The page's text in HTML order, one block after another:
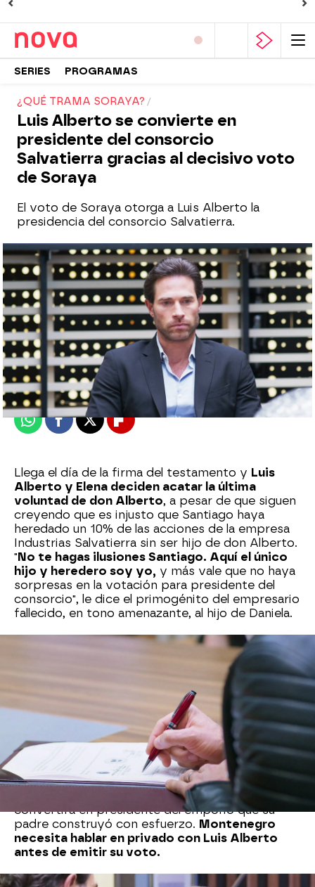
SERIES PROGRAMAS
¿QUÉ TRAMA SORAYA?
Luis Alberto se convierte en
presidente del consorcio
Salvatierra gracias al decisivo voto
de Soraya
El voto de Soraya otorga a Luis Alberto la
presidencia del consorcio Salvatierra.
Nova
Publicado:23 de octubre de 2024, 21:30
WhatsappFacebook
X Flipboard
Llega el día de la firma del testamento y Luis
Alberto y Elena deciden acatar la última
voluntad de don Alberto, a pesar de que siguen
creyendo que es injusto que Santiago haya
heredado un 10% de las acciones de la empresa
Industrias Salvatierra sin ser hijo de don Alberto.
"No te hagas ilusiones Santiago. Aquí el único
hijo y heredero soy yo, y más vale que no haya
sorpresas en la votación para presidente del
consorcio", le dice el primogénito del empresario
fallecido, en tono amenazante, al hijo de Daniela.
Unos días más tarde, se procede a la elección del
presidente de la empresa Salvatierra mediante
una votación entre los accionistas.Luis Alberto
recibe el apoyo de su madre y de Uriel,
mientras que Santiago apoya a su madre,
quien se postula como candidata a
presidenta de la empresa de su difunto marido.
Solo falta conocer el voto de Soraya. Si ella elige
a Daniela, ella y Luis Alberto quedarán
empatados, lo que complicaría mucho las cosas
pero si vota por el hermano de Matías, él se
convertirá en presidente del emporio que su
padre construyó con esfuerzo. Montenegro
necesita hablar en privado con Luis Alberto
antes de emitir su voto.